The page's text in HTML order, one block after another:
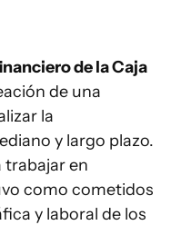
de la Caja
de una
la
y largo plazo.
trabajar en
como cometidos
y laboral de los